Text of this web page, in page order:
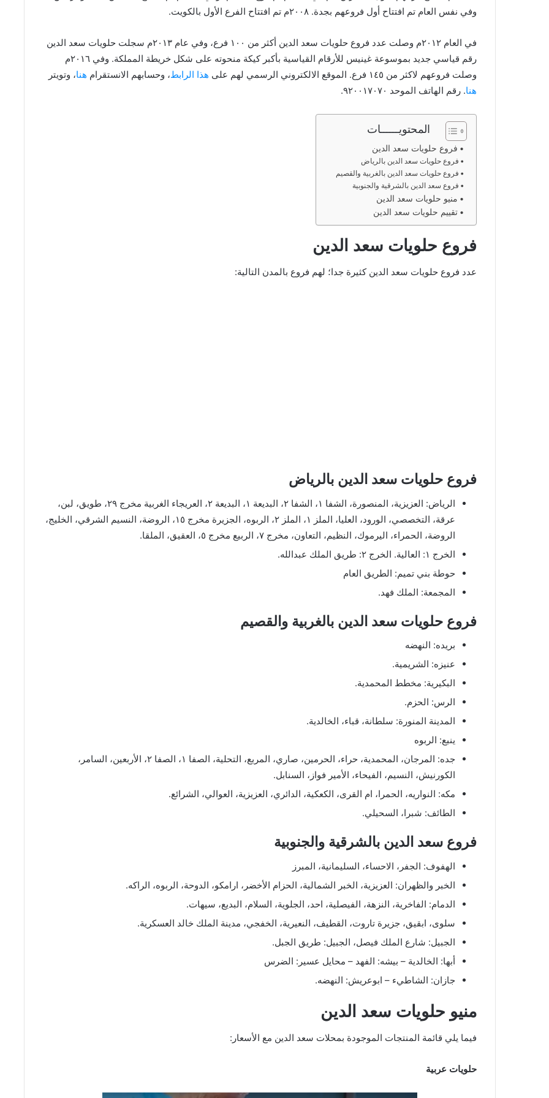
وفي نفس العام تم افتتاح أول فروعهم بجدة. ٢٠٠٨م تم افتتاح الفرع الأول بالكويت.
في العام ٢٠١٢م وصلت عدد فروع حلويات سعد الدين أكثر من ١٠٠ فرع، وفي عام ٢٠١٣م سجلت حلويات سعد الدين
رقم قياسي جديد بموسوعة غينيس للأرقام القياسية بأكبر كيكة منحوته على شكل خريطة المملكة. وفي ٢٠١٦م
وصلت فروعهم لاكثر من ١٤٥ فرع. الموقع الالكتروني الرسمي لهم على
هذا الرابط، وحسابهم الانستقرام هنا، وتويتر
هنا. رقم الهاتف الموحد ٩٢٠٠١٧٠٧٠.
المحتويــــــات
فروع حلويات سعد الدين
فروع حلويات سعد الدين بالرياض
فروع حلويات سعد الدين بالغربية والقصيم
فروع سعد الدين بالشرقية والجنوبية
منيو حلويات سعد الدين
تقييم حلويات سعد الدين
فروع حلويات سعد الدين
عدد فروع حلويات سعد الدين كثيرة جدا؛ لهم فروع بالمدن التالية:
فروع حلويات سعد الدين بالرياض
الرياض: العزيزية، المنصورة، الشفا ١، الشفا ٢، البديعة ١، البديعة ٢، العريجاء الغربية مخرج ٢٩، طويق، لبن،
عرقة، التخصصي، الورود، العليا، الملز ١، الملز ٢، الربوه، الجزيرة مخرج ١٥، الروضة، النسيم الشرقي، الخليج،
الروضة، الحمراء، اليرموك، النظيم، التعاون، مخرج ٧، الربيع مخرج ٥، العقيق، الملقا.
الخرج ١: العالية. الخرج ٢: طريق الملك عبدالله.
حوطة بني تميم: الطريق العام
المجمعة: الملك فهد.
فروع حلويات سعد الدين بالغربية والقصيم
بريده: النهضه
عنيزه: الشريمية.
البكيرية: مخطط المحمدية.
الرس: الحزم.
المدينة المنورة: سلطانة، قباء، الخالدية.
ينبع: الربوه
جده: المرجان، المحمدية، حراء، الحرمين، صاري، المربع، التحلية، الصفا ١، الصفا ٢، الأربعين، السامر،
الكورنيش، النسيم، الفيحاء، الأمير فواز، السنابل.
مكه: النواريه، الحمرا، ام القرى، الكعكية، الدائري، العزيزية، العوالي، الشرائع.
الطائف: شبرا، السحيلي.
فروع سعد الدين بالشرقية والجنوبية
الهفوف: الجفر، الاحساء، السليمانية، المبرز
الخبر والظهران: العزيزية، الخبر الشمالية، الحزام الأخضر، ارامكو، الدوحة، الربوه، الراكه.
الدمام: الفاخرية، النزهة، الفيصلية، احد، الجلوية، السلام، البديع، سيهات.
سلوى، ابقيق، جزيرة تاروت، القطيف، النعيرية، الخفجي، مدينة الملك خالد العسكرية.
الجبيل: شارع الملك فيصل، الجبيل: طريق الجبل.
أبها: الخالدية – بيشه: الفهد – محايل عسير: الضرس
جازان: الشاطيء – ابوعريش: النهضه.
منيو حلويات سعد الدين
فيما يلي قائمة المنتجات الموجودة بمحلات سعد الدين مع الأسعار:
حلويات عربية